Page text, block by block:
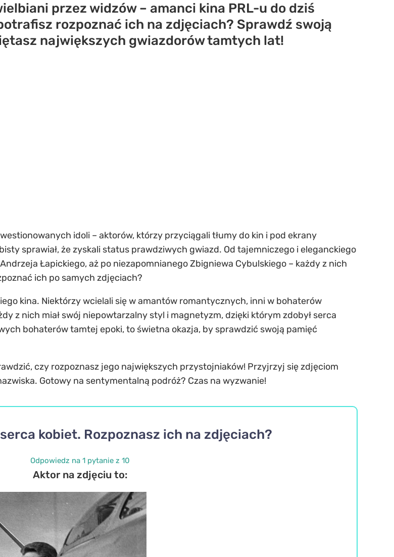
przez widzów – amanci kina PRL-u do dziś
rozpoznać ich na zdjęciach? Sprawdź swoją
największych gwiazdorów tamtych lat!
idoli – aktorów, którzy przyciągali tłumy do kin i pod ekrany
sprawiał, że zyskali status prawdziwych gwiazd. Od tajemniczego i eleganckiego
Łapickiego, aż po niezapomnianego Zbigniewa Cybulskiego – każdy z nich
ich po samych zdjęciach?
kina. Niektórzy wcielali się w amantów romantycznych, inni w bohaterów
z nich miał swój niepowtarzalny styl i magnetyzm, dzięki którym zdobył serca
bohaterów tamtej epoki, to świetna okazja, by sprawdzić swoją pamięć
czy rozpoznasz jego największych przystojniaków! Przyjrzyj się zdjęciom
Gotowy na sentymentalną podróż? Czas na wyzwanie!
kobiet. Rozpoznasz ich na zdjęciach?
Odpowiedz na 1 pytanie z 10
Aktor na zdjęciu to: